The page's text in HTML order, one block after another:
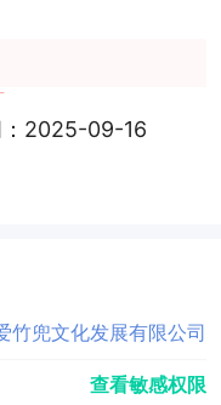
2025-09-16
竹兜文化发展有限公司
查看敏感权限